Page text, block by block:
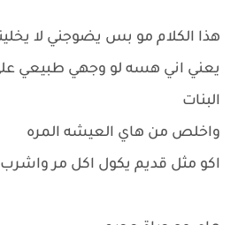
هذا الكلام مو بس يضوجني لا
يعني اني هسه لو وجهي طبيعي
البنات
واخلص من هاي العيشه المره
اكو مثل قديم يكول اكل مر واشرب